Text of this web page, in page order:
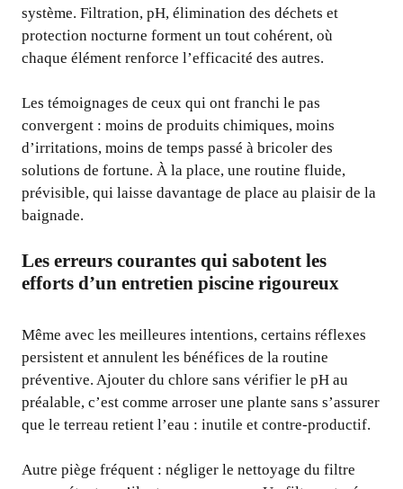
système. Filtration, pH, élimination des déchets et
protection nocturne forment un tout cohérent, où
chaque élément renforce l’efficacité des autres.
Les témoignages de ceux qui ont franchi le pas
convergent : moins de produits chimiques, moins
d’irritations, moins de temps passé à bricoler des
solutions de fortune. À la place, une routine fluide,
prévisible, qui laisse davantage de place au plaisir de la
baignade.
Les erreurs courantes qui sabotent les
efforts d’un entretien piscine rigoureux
Même avec les meilleures intentions, certains réflexes
persistent et annulent les bénéfices de la routine
préventive. Ajouter du chlore sans vérifier le pH au
préalable, c’est comme arroser une plante sans s’assurer
que le terreau retient l’eau : inutile et contre-productif.
Autre piège fréquent : négliger le nettoyage du filtre